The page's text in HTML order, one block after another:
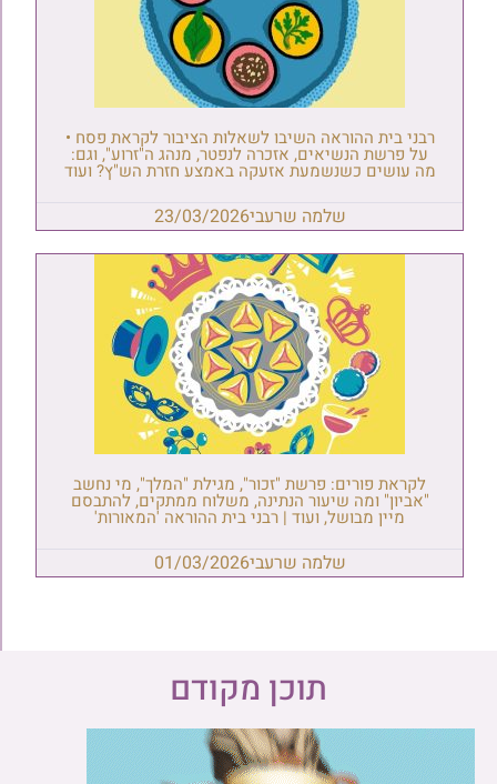
רבני בית ההוראה השיבו לשאלות הציבור לקראת פסח •
על פרשת הנשיאים, אזכרה לנפטר, מנהג ה"זרוע", וגם:
מה עושים כשנשמעת אזעקה באמצע חזרת הש"ץ? ועוד
שלמה שרעבי23/03/2026
לקראת פורים: פרשת "זכור", מגילת "המלך", מי נחשב
"אביון" ומה שיעור הנתינה, משלוח ממתקים, להתבסם
מיין מבושל, ועוד | רבני בית ההוראה 'המאורות'
שלמה שרעבי01/03/2026
תוכן מקודם